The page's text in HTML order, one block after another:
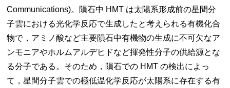
Communications)。隕石中 HMT は太陽系形成前の星間分
子雲における光化学反応で生成したと考えられる有機化合
物で，アミノ酸など主要隕石中有機物の生成に不可欠なア
ンモニアやホルムアルデヒドなど揮発性分子の供給源とな
る分子である。そのため，隕石での HMT の検出によっ
て，星間分子雲での極低温化学反応が太陽系に存在する有